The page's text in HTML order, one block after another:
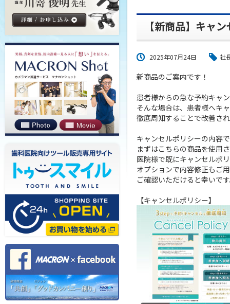
【新商品】キャ
2025年07月24日 社
新商品のご案内です！
患者様からの急な予約キャ
そんな場合は、患者様へキ
徹底周知することで改善さ
キャンセルポリシーの内容
まずはこちらの商品を使用
医院様で既にキャンセルポ
オプションで内容修正もご
ご確認いただけると幸いで